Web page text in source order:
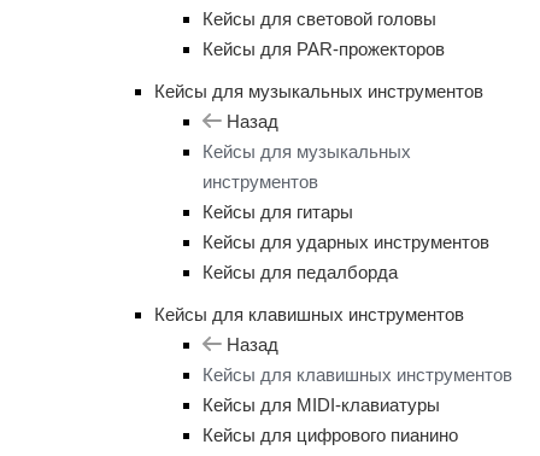
Кейсы для световой головы
Кейсы для PAR-прожекторов
Кейсы для музыкальных инструментов
Назад
Кейсы для музыкальных
инструментов
Кейсы для гитары
Кейсы для ударных инструментов
Кейсы для педалборда
Кейсы для клавишных инструментов
Назад
Кейсы для клавишных инструментов
Кейсы для MIDI-клавиатуры
Кейсы для цифрового пианино